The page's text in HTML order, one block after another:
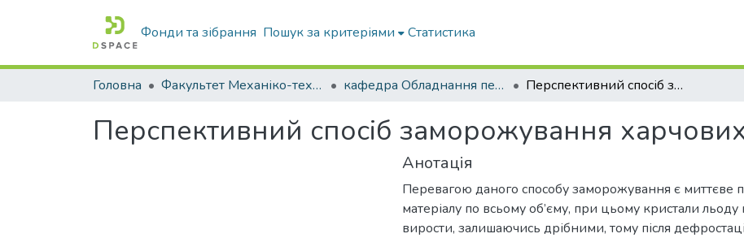
Фонди та зібрання Пошук за критеріями Статистика
Головна Факультет Механіко-технологічний кафедра Обладнання переробних і харчових виробництв ім. професора Ф.Ю. Ялпачика Перспективний спосіб заморожування харчових продуктів
Перспективний спосіб заморожування
Анотація
Перевагою даного способу заморожування є миттєве
матеріалу по всьому об’єму, при цьому кристали льоду
вирости, залишаючись дрібними, тому після